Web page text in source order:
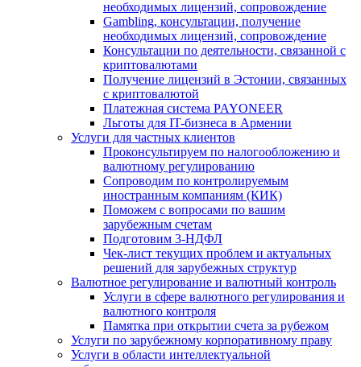
необходимых лицензий, сопровождение
Gambling, консультации, получение
необходимых лицензий, сопровождение
Консультации по деятельности, связанной с
криптовалютами
Получение лицензий в Эстонии, связанных
с криптовалютой
Платежная система PAYONEER
Льготы для IT-бизнеса в Армении
Услуги для частных клиентов
Проконсультируем по налогообложению и
валютному регулированию
Сопроводим по контролируемым
иностранным компаниям (КИК)
Поможем с вопросами по вашим
зарубежным счетам
Подготовим 3-НДФЛ
Чек-лист текущих проблем и актуальных
решений для зарубежных структур
Валютное регулирование и валютный контроль
Услуги в сфере валютного регулирования и
валютного контроля
Памятка при открытии счета за рубежом
Услуги по зарубежному корпоративному праву
Услуги в области интеллектуальной